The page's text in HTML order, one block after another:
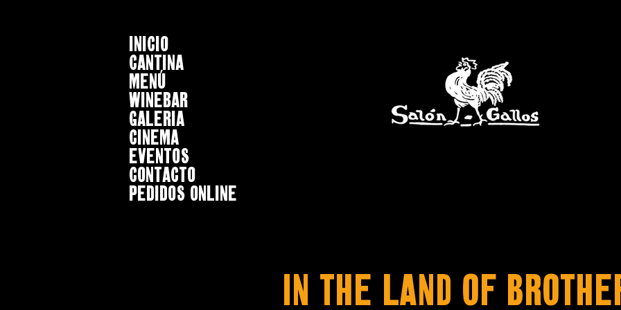
INICIO
CANTINA
MENÚ
WINEBAR
GALERIA
CINEMA
EVENTOS
CONTACTO
Pedidos online
In the land of